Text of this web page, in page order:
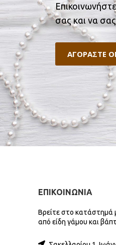
σας και να
ΑΓΟΡΑΣΤΕ
ΕΠΙΚΟΙΝΩΝΙΑ
Βρείτε στο κατάστημά
από είδη γάμου και